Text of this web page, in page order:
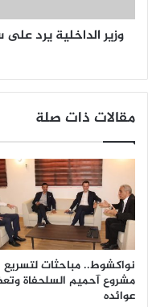
وزير الداخلية يرد
مقالات ذات صلة
نواكشوط.. مباحثات لتسريع
مشروع آحميم السلحفاة
عوائده